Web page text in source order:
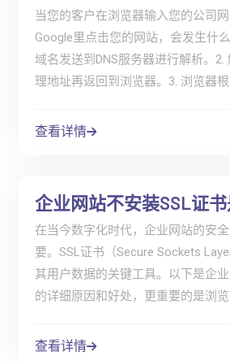
当您的客户在浏览器输入您的公司
Google里点击您的网站，会发生什
域名发送到DNS服务器进行解析。2.
理地址再返回到浏览器。3. 浏览器
查看详情
企业网站不安装SSL证书
在当今数字化时代，企业网站的安
要。SSL证书（Secure Sockets
其用户数据的关键工具。以下是企
的详细原因和好处，更重要的是浏览
查看详情